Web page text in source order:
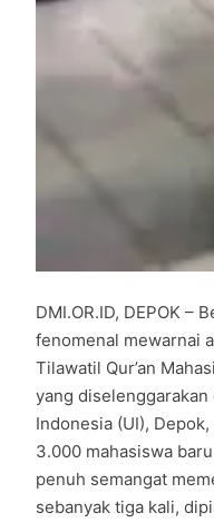
DMI.OR.ID, DEPOK –
fenomenal mewarnai
Tilawatil Qur’an
yang
Indonesia (UI),
3.000 mahasiswa
penuh semangat
sebanyak tiga kali,